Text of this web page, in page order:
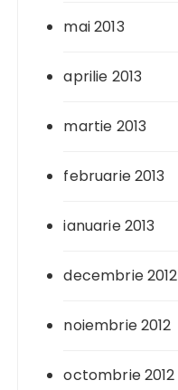
mai 2013
aprilie 2013
martie 2013
februarie 2013
ianuarie 2013
decembrie 2012
noiembrie 2012
octombrie 2012